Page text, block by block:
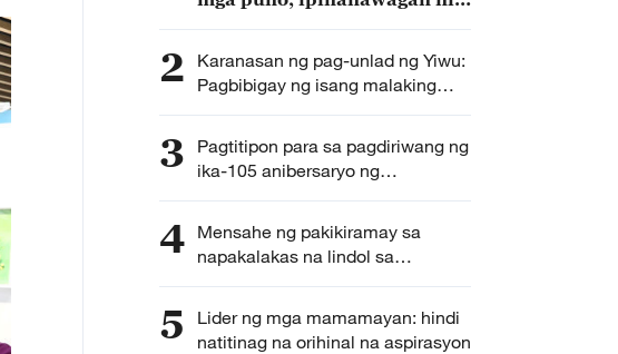
2
Karanasan ng pag-unlad ng Yiwu:
Pagbibigay ng isang malaking
damit para sa isang batang
3
Pagtitipon para sa pagdiriwang ng
ika-105 anibersaryo ng
pagkakatatag ng CPC, idaraos
4 Mensahe ng pakikiramay sa
napakalakas na lindol sa
Venezuela, ipinadala ni
5
Lider ng mga mamamayan: hindi
natitinag na orihinal na aspirasyon